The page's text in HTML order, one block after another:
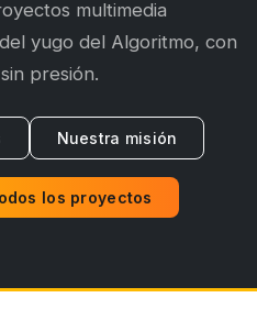
multimedia
yugo del Algoritmo, con
presión.
Nuestra misión
los proyectos